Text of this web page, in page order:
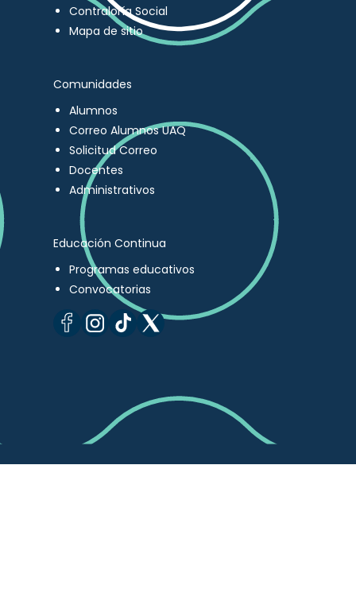
Contraloría Social
Mapa de sitio
Comunidades
Alumnos
Correo Alumnos UAQ
Solicitud Correo
Docentes
Administrativos
Educación Continua
Programas educativos
Convocatorias